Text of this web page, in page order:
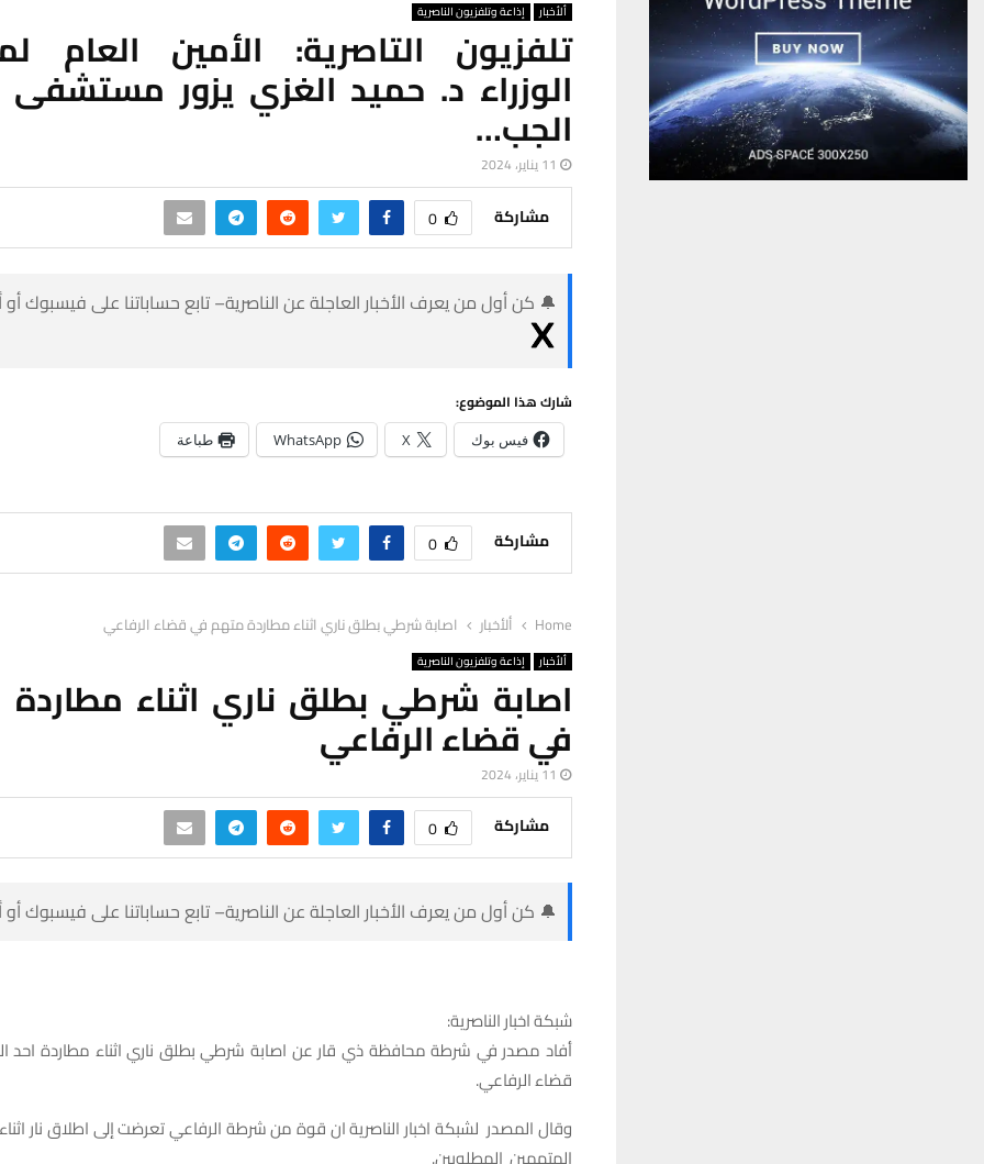
ألأخبار إذاعة وتلفزيون الناصرية
تلفزيون التاصرية: الأمين العام
الوزراء د. حميد الغزي يزور
الجب…
11 يناير، 2024
مشاركة 0
🔔 كن أول من يعرف الأخبار العاجلة عن الناصرية– تابع حساباتنا على فيسبوك
شارك هذا الموضوع:
فيس بوك X
WhatsApp طباعة
مشاركة 0
Home ألأخبار اصابة شرطي بطلق ناري اثناء مطاردة متهم في قضاء الرفاعي
ألأخبار إذاعة وتلفزيون الناصرية
اصابة شرطي بطلق ناري اثناء
في قضاء الرفاعي
11 يناير، 2024
مشاركة 0
🔔 كن أول من يعرف الأخبار العاجلة عن الناصرية– تابع حساباتنا على فيسبوك
شبكة اخبار الناصرية:
أفاد مصدر في شرطة محافظة ذي قار عن اصابة شرطي بطلق ناري اثناء مطاردة احد
قضاء الرفاعي.
وقال المصدر لشبكة اخبار الناصرية ان قوة من شرطة الرفاعي تعرضت إلى اطلاق نار